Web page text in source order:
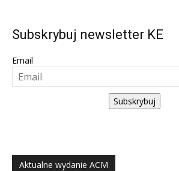
Subskrybuj newsletter KE
Email
Subskrybuj
Aktualne wydanie ACM